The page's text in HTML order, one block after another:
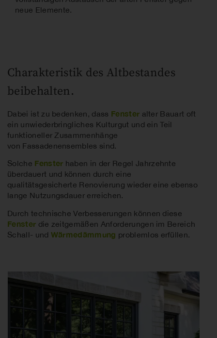
neue Elemente.
Charakteristik des Altbestandes
beibehalten.
Dabei ist zu bedenken, dass Fenster alter Bauart oft
ein unwiederbringliches Kulturgut und ein Teil
funktioneller Zusammenhänge
von Fassadenensembles sind.
Solche Fenster haben in der Regel Jahrzehnte
überdauert und können durch eine
qualitätsgesicherte Renovierung wieder eine ebenso
lange Nutzungsdauer erreichen.
Durch technische Verbesserungen können diese
Fenster die zeitgemäßen Anforderungen im Bereich
Schall- und Wärmedämmung problemlos erfüllen.